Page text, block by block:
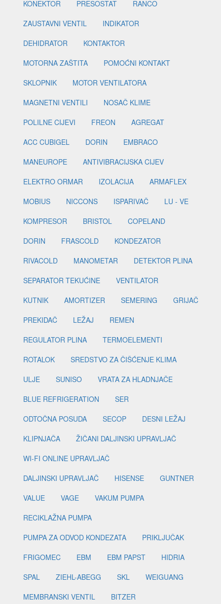
KONEKTOR
PRESOSTAT
RANCO
ZAUSTAVNI VENTIL
INDIKATOR
DEHIDRATOR
KONTAKTOR
MOTORNA ZAŠTITA
POMOĆNI KONTAKT
SKLOPNIK
MOTOR VENTILATORA
MAGNETNI VENTILI
NOSAČ KLIME
POLILNE CIJEVI
FREON
AGREGAT
ACC CUBIGEL
DORIN
EMBRACO
MANEUROPE
ANTIVIBRACIJSKA CIJEV
ELEKTRO ORMAR
IZOLACIJA
ARMAFLEX
MOBIUS
NICCONS ISPARIVAČ
LU - VE
KOMPRESOR
BRISTOL
COPELAND
DORIN
FRASCOLD
KONDEZATOR
RIVACOLD
MANOMETAR
DETEKTOR PLINA
SEPARATOR TEKUĆINE
VENTILATOR
KUTNIK
AMORTIZER SEMERING
GRIJAČ
PREKIDAČ
LEŽAJ
REMEN
REGULATOR PLINA
TERMOELEMENTI
ROTALOK
SREDSTVO ZA ČIŠĆENJE KLIMA
ULJE
SUNISO
VRATA ZA HLADNJAČE
BLUE REFRIGERATION
SER
ODTOČNA POSUDA
SECOP
DESNI LEŽAJ
KLIPNJAČA
ŽIČANI DALJINSKI UPRAVLJAČ
WI-FI ONLINE UPRAVLJAČ
DALJINSKI UPRAVLJAČ
HISENSE
GUNTNER
VALUE
VAGE
VAKUM PUMPA
RECIKLAŽNA PUMPA
PUMPA ZA ODVOD KONDEZATA
PRIKLJUČAK
FRIGOMEC
EBM EBM PAPST
HIDRIA
SPAL
ZIEHL-ABEGG SKL
WEIGUANG
MEMBRANSKI VENTIL
BITZER